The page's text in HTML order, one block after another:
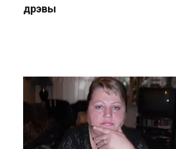
дрэвы